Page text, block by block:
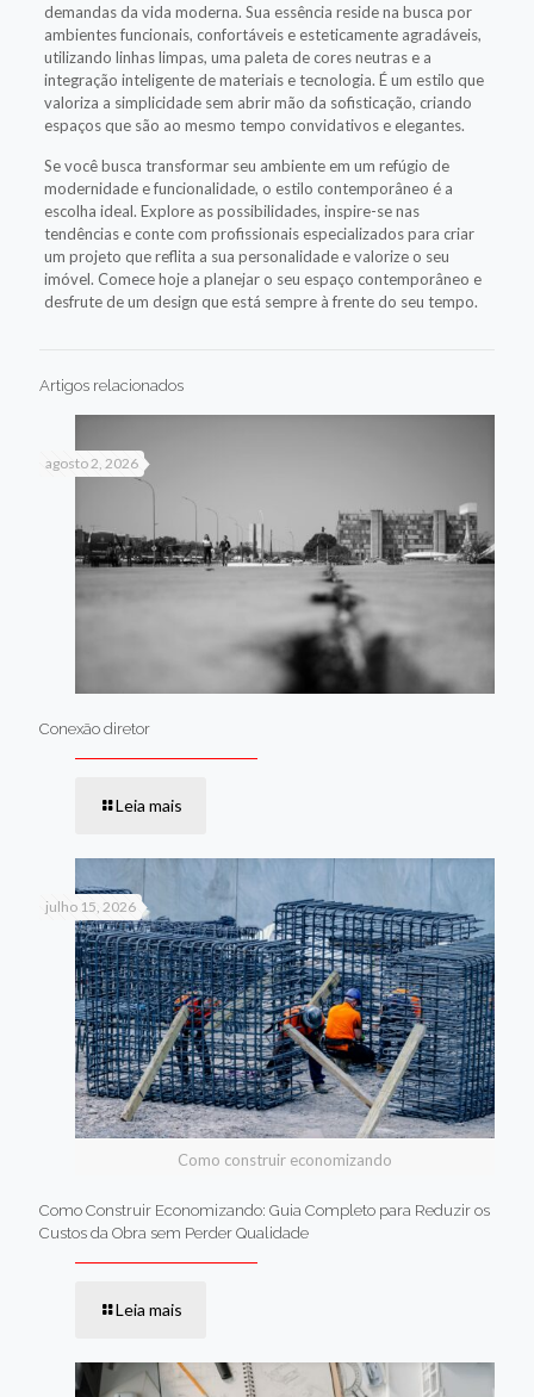
demandas da vida moderna. Sua essência reside na busca por
ambientes funcionais, confortáveis e esteticamente agradáveis,
utilizando linhas limpas, uma paleta de cores neutras e a
integração inteligente de materiais e tecnologia. É um estilo que
valoriza a simplicidade sem abrir mão da sofisticação, criando
espaços que são ao mesmo tempo convidativos e elegantes.
Se você busca transformar seu ambiente em um refúgio de
modernidade e funcionalidade, o estilo contemporâneo é a
escolha ideal. Explore as possibilidades, inspire-se nas
tendências e conte com profissionais especializados para criar
um projeto que reflita a sua personalidade e valorize o seu
imóvel. Comece hoje a planejar o seu espaço contemporâneo e
desfrute de um design que está sempre à frente do seu tempo.
Artigos relacionados
agosto 2, 2026
Conexão diretor
Leia mais
Como construir economizando
julho 15, 2026
Como Construir Economizando: Guia Completo para Reduzir os
Custos da Obra sem Perder Qualidade
Leia mais